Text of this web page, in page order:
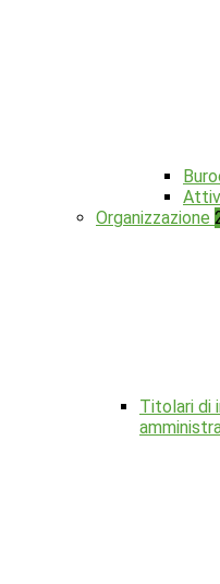
Organizzazione
Titolari di